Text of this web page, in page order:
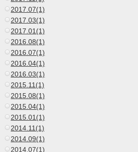
2017.07(1)
2017.03(1)
2017.01(1)
2016.08(1)
2016.07(1)
2016.04(1)
2016.03(1)
2015.11(1)
2015.08(1)
2015.04(1)
2015.01(1)
2014.11(1)
2014.09(1)
2014.07(1)